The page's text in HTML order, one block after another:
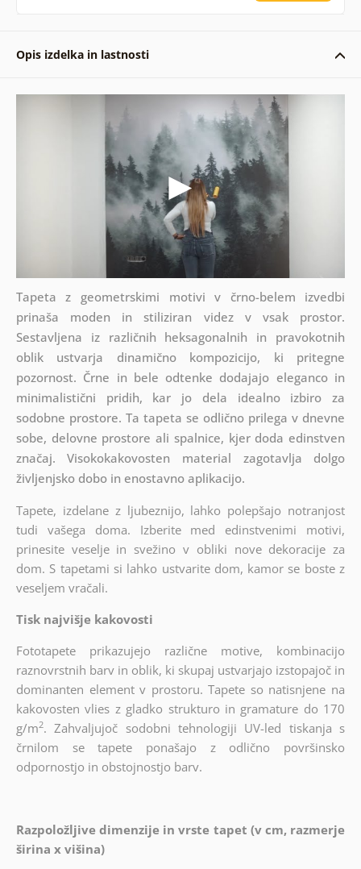
Opis izdelka in lastnosti
Tapeta z geometrskimi motivi v črno-belem izvedbi
prinaša moden in stiliziran videz v vsak prostor.
Sestavljena iz različnih heksagonalnih in pravokotnih
oblik ustvarja dinamično kompozicijo, ki pritegne
pozornost. Črne in bele odtenke dodajajo eleganco in
minimalistični pridih, kar jo dela idealno izbiro za
sodobne prostore. Ta tapeta se odlično prilega v dnevne
sobe, delovne prostore ali spalnice, kjer doda edinstven
značaj. Visokokakovosten material zagotavlja dolgo
življenjsko dobo in enostavno aplikacijo.
Tapete, izdelane z ljubeznijo, lahko polepšajo notranjost
tudi vašega doma. Izberite med edinstvenimi motivi,
prinesite veselje in svežino v obliki nove dekoracije za
dom. S tapetami si lahko ustvarite dom, kamor se boste z
veseljem vračali.
Tisk najvišje kakovosti
Fototapete prikazujejo različne motive, kombinacijo
raznovrstnih barv in oblik, ki skupaj ustvarjajo izstopajoč in
dominanten element v prostoru. Tapete so natisnjene na
kakovosten vlies z gladko strukturo in gramature do 170
g/m2. Zahvaljujoč sodobni tehnologiji UV-led tiskanja s
črnilom se tapete ponašajo z odlično površinsko
odpornostjo in obstojnostjo barv.
Razpoložljive dimenzije in vrste tapet (v cm, razmerje
širina x višina)